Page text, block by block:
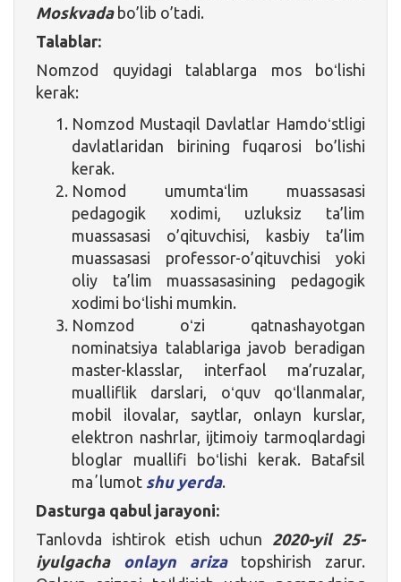
Moskvadabo’lib o’tadi.
Talablar:
Nomzod quyidagi talablarga mos boʻlishi
kerak:
Nomzod Mustaqil Davlatlar Hamdoʻstligi
davlatlaridan birining fuqarosi bo’lishi
kerak.
Nomod umumtaʻlim muassasasi
pedagogik xodimi, uzluksiz ta’lim
muassasasi o’qituvchisi, kasbiy ta’lim
muassasasi professor-o’qituvchisi yoki
oliy ta’lim muassasasining pedagogik
xodimi boʻlishi mumkin.
Nomzod oʻzi qatnashayotgan
nominatsiya talablariga javob beradigan
master-klasslar, interfaol ma’ruzalar,
mualliflik darslari, oʻquv qoʻllanmalar,
mobil ilovalar, saytlar, onlayn kurslar,
elektron nashrlar, ijtimoiy tarmoqlardagi
bloglar muallifi boʻlishi kerak. Batafsil
maʼlumot shu yerda.
Dasturga qabul jarayoni:
Tanlovda ishtirok etish uchun 2020-yil 25-
iyulgacha
onlayn arizatopshirish zarur.